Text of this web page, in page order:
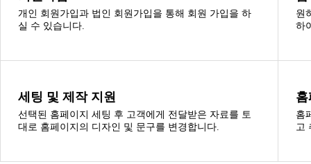
개인 회원가입과 법인 회원가입을 통해 회원 가입을 하
실 수 있습니다.
원
하
세팅 및 제작 지원
선택된 홈페이지 세팅 후 고객에게 전달받은 자료를 토
대로 홈페이지의 디자인 및 문구를 변경합니다.
홈
고